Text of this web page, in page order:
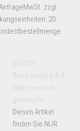
zzgl.
20
BOSCH
Werkzeuge A & B
Ware neu und
gebraucht
Diesen Artikel
finden Sie NUR